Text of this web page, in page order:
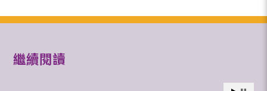
繼續閱讀